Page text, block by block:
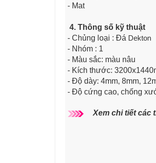
- Mat
4. Thông số kỹ thuật
- Chủng loại : Đá Dekton
- Nhóm : 1
- Màu sắc: màu nâu
- Kích thước:
- Độ dày: 4mm, 8mm,
- Độ cứng cao, chống
Xem chi tiết các